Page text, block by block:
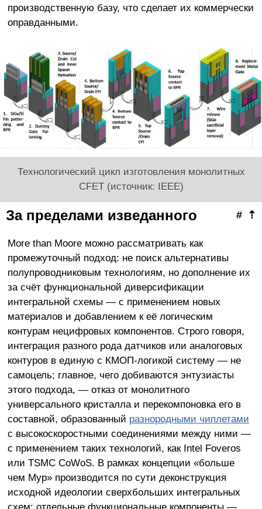
производственную базу, что сделает их коммерчески
оправданными.
Технологический цикл изготовления монолитных
CFET (источник: IEEE)
⇡
#
За пределами изведанного
More than Moore можно рассматривать как
промежуточный подход: не поиск альтернативы
полупроводниковым технологиям, но дополнение их
за счёт функциональной диверсификации
интегральной схемы — с применением новых
материалов и добавлением к её логическим
контурам нецифровых компонентов. Строго говоря,
интеграция разного рода датчиков или аналоговых
контуров в единую с КМОП-логикой систему — не
самоцель; главное, чего добиваются энтузиасты
этого подхода, — отказ от монолитного
универсального кристалла и перекомпоновка его в
составной, образованный разнородными чиплетами
с высокоскоростными соединениями между ними —
с применением таких технологий, как Intel Foveros
или TSMC CoWoS. В рамках концепции «больше
чем Мур» производится по сути деконструкция
исходной идеологии сверхбольших интегральных
схем: отдельные функциональные компоненты —